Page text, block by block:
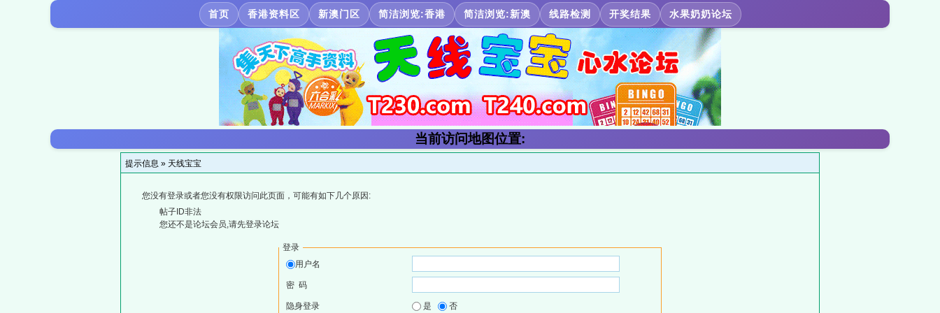
首页 香港资料区 新澳门区 简洁浏览:香港 简洁浏览:新澳 线路检测 开奖结果 水果奶奶论坛
当前访问地图位置:
提示信息 » 天线宝宝
您没有登录或者您没有权限访问此页面，可能有如下几个原因:
帖子ID非法
您还不是论坛会员,请先登录论坛
登录
用户名
密 码
隐身登录 是 否